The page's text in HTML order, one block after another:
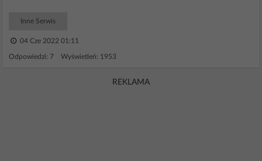
Inne Serwis
04 Cze 2022 01:11
Odpowiedzi: 7 Wyświetleń: 1953
REKLAMA